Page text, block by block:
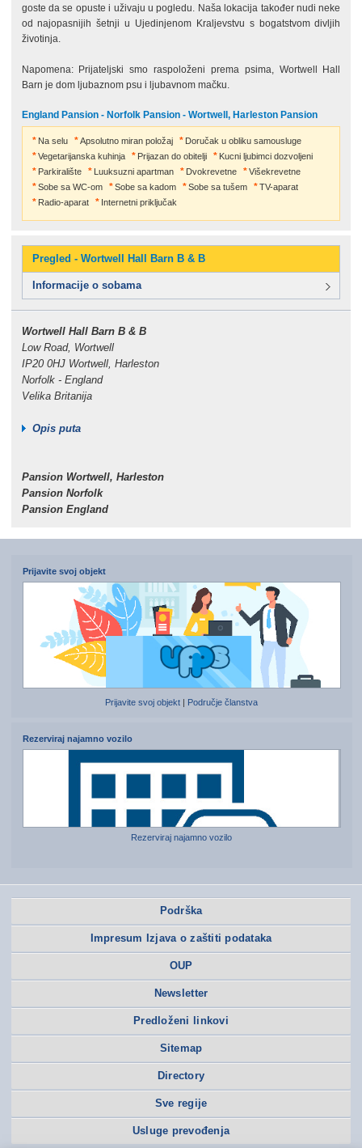
goste da se opuste i uživaju u pogledu. Naša lokacija također nudi neke
od najopasnijih šetnji u Ujedinjenom Kraljevstvu s bogatstvom divljih
životinja.
Napomena: Prijateljski smo raspoloženi prema psima, Wortwell Hall
Barn je dom ljubaznom psu i ljubavnom mačku.
England Pansion - Norfolk Pansion - Wortwell, Harleston Pansion
Na selu Apsolutno miran položaj
Doručak u obliku samousluge
Vegetarijanska kuhinja
Prijazan do obitelji
Kucni ljubimci dozvoljeni
Parkiralište
Luuksuzni apartman Dvokrevetne
Višekrevetne
Sobe sa WC-om
Sobe sa kadom Sobe sa tušem
TV-aparat
Radio-aparat
Internetni priključak
Pregled - Wortwell Hall Barn B & B
Informacije o sobama
Wortwell Hall Barn B & B
Low Road, Wortwell
IP20 0HJ Wortwell, Harleston
Norfolk - England
Velika Britanija
Opis puta
Pansion Wortwell, Harleston
Pansion Norfolk
Pansion England
Prijavite svoj objekt
Prijavite svoj objekt Područje članstva
Rezerviraj najamno vozilo
Rezerviraj najamno vozilo
Podrška
Impresum Izjava o zaštiti podataka
OUP
Newsletter
Predloženi linkovi
Sitemap
Directory
Sve regije
Usluge prevođenja